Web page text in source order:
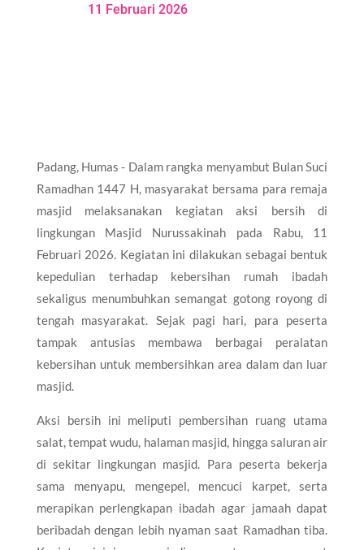
11 Februari 2026
Padang, Humas - Dalam rangka menyambut Bulan Suci
Ramadhan 1447 H, masyarakat bersama para remaja
masjid melaksanakan kegiatan aksi bersih di
lingkungan Masjid Nurussakinah pada Rabu, 11
Februari 2026. Kegiatan ini dilakukan sebagai bentuk
kepedulian terhadap kebersihan rumah ibadah
sekaligus menumbuhkan semangat gotong royong di
tengah masyarakat. Sejak pagi hari, para peserta
tampak antusias membawa berbagai peralatan
kebersihan untuk membersihkan area dalam dan luar
masjid.
Aksi bersih ini meliputi pembersihan ruang utama
salat, tempat wudu, halaman masjid, hingga saluran air
di sekitar lingkungan masjid. Para peserta bekerja
sama menyapu, mengepel, mencuci karpet, serta
merapikan perlengkapan ibadah agar jamaah dapat
beribadah dengan lebih nyaman saat Ramadhan tiba.